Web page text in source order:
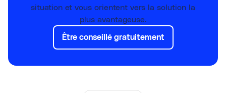
situation et vous orientent vers la solution la
plus avantageuse.
Être conseillé gratuitement